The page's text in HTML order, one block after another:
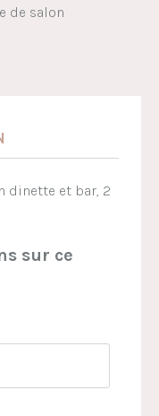
de salon
dinette et bar, 2
sur ce